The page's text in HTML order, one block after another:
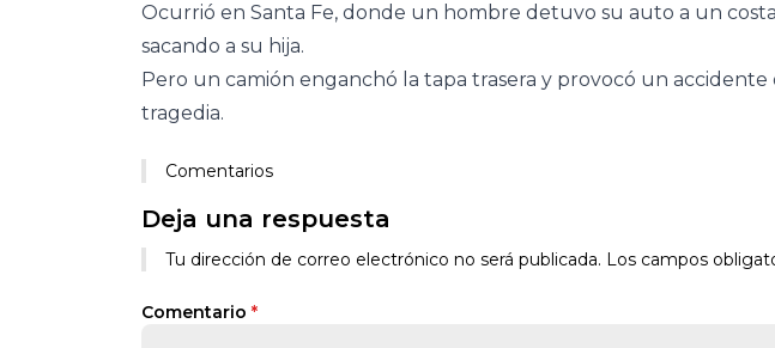
Ocurrió en Santa Fe, donde un hombre detuvo su auto a un
sacando a su hija.
Pero un camión enganchó la tapa trasera y provocó un accidente
tragedia.
Comentarios
Deja una respuesta
Tu dirección de correo electrónico no será publicada. Los campos
Comentario *